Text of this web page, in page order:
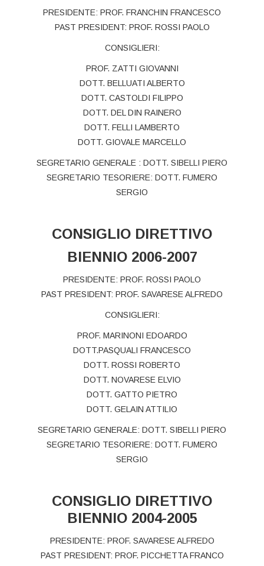
PRESIDENTE: PROF. FRANCHIN FRANCESCO
PAST PRESIDENT: PROF. ROSSI PAOLO
CONSIGLIERI:
PROF. ZATTI GIOVANNI
DOTT. BELLUATI ALBERTO
DOTT. CASTOLDI FILIPPO
DOTT. DEL DIN RAINERO
DOTT. FELLI LAMBERTO
DOTT. GIOVALE MARCELLO
SEGRETARIO GENERALE : DOTT. SIBELLI PIERO
SEGRETARIO TESORIERE: DOTT. FUMERO
SERGIO
CONSIGLIO DIRETTIVO
BIENNIO 2006-2007
PRESIDENTE: PROF. ROSSI PAOLO
PAST PRESIDENT: PROF. SAVARESE ALFREDO
CONSIGLIERI:
PROF. MARINONI EDOARDO
DOTT.PASQUALI FRANCESCO
DOTT. ROSSI ROBERTO
DOTT. NOVARESE ELVIO
DOTT. GATTO PIETRO
DOTT. GELAIN ATTILIO
SEGRETARIO GENERALE: DOTT. SIBELLI PIERO
SEGRETARIO TESORIERE: DOTT. FUMERO
SERGIO
CONSIGLIO DIRETTIVO
BIENNIO 2004-2005
PRESIDENTE: PROF. SAVARESE ALFREDO
PAST PRESIDENT: PROF. PICCHETTA FRANCO